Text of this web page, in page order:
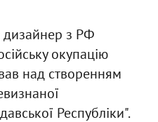
дизайнер з РФ
окупацію
над створенням
Республіки".